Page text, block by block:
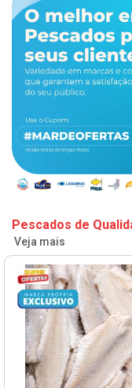
Pescados de
Veja mais